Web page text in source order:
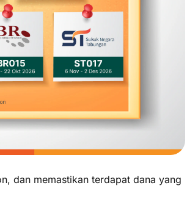
dan memastikan terdapat dana yang